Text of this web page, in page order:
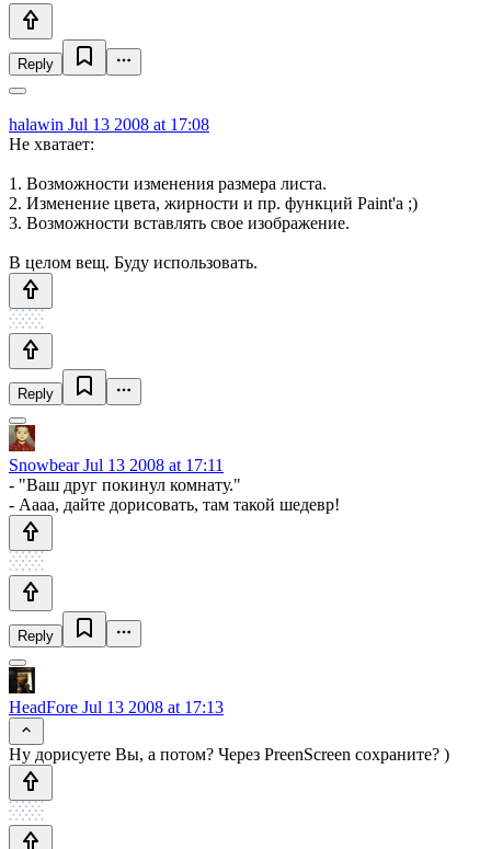
Reply
halawin Jul 13 2008 at 17:08
Не хватает:
1. Возможности изменения размера листа.
2. Изменение цвета, жирности и пр. функций Paint'a ;)
3. Возможности вставлять свое изображение.
В целом вещ. Буду использовать.
Reply
SnowbearJul 13 2008 at 17:11
- "Ваш друг покинул комнату."
- Аааа, дайте дорисовать, там такой шедевр!
Reply
HeadFore Jul 13 2008 at 17:13
Ну дорисуете Вы, а потом? Через PreenScreen сохраните? )